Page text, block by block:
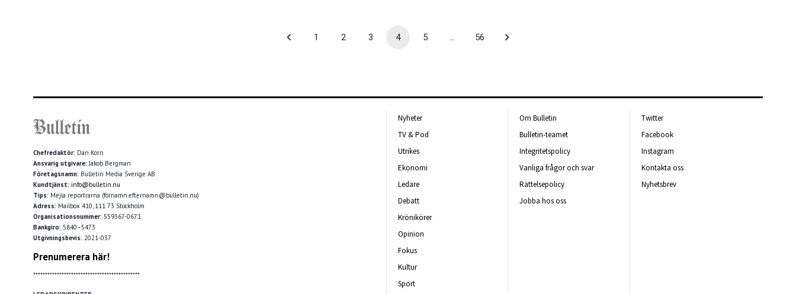
1 2 3 4 5 56
Chefredaktör: Dan Korn
Ansvarig utgivare:Jakob Bergman
Företagsnamn: Bulletin Media Sverige AB
Kundtjänst: info@bulletin.nu
Tips: Mejla reportrarna (förnamn.efternamn@bulletin.nu)
Adress: Mailbox 410, 111 73 Stockholm
Organisationsnummer: 559367-0671
Bankgiro: 5840–5473
Utgivningsbevis: 2021-037
Prenumerera här!
*********************************************
Nyheter
TV & Pod
Utrikes
Ekonomi
Ledare
Debatt
Krönikörer
Opinion
Fokus
Kultur
Sport
Om Bulletin
Bulletin-teamet
Integritetspolicy
Vanliga frågor och svar
Rättelsepolicy
Jobba hos oss
Twitter
Facebook
Instagram
Kontakta oss
Nyhetsbrev